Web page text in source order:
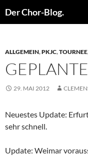
Der Chor-Blog.
ALLGEMEIN,PKJC,TOURNEE
29. MAI 2012
Neuestes Update:
sehr schnell.
Update: Weimar